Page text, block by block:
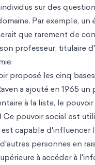
sur des
Par exemple, un
que rarement de
professeur, titulaire
proposé les cinq
a ajouté en 1965 un
à la liste, le pouvoir
pouvoir social est
capable d'influencer
personnes en
à accéder à